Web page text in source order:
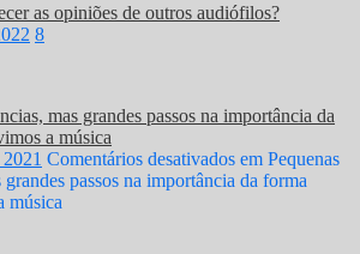
as opiniões de outros audiófilos?
8
mas grandes passos na importância da
a música
Comentários desativados em Pequenas
grandes passos na importância da forma
música